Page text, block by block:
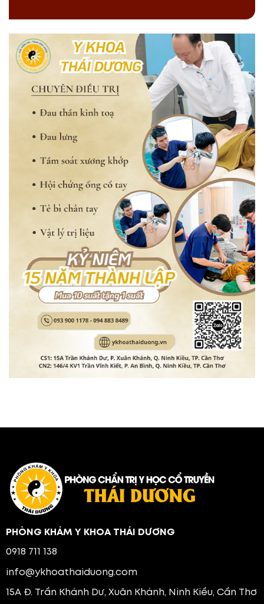
PHÒNG KHÁM Y KHOA THÁI DƯƠNG
0918 711 138
info@ykhoathaiduong.com
15A Đ. Trần Khánh Dư, Xuân Khánh, Ninh Kiều, Cần Thơ